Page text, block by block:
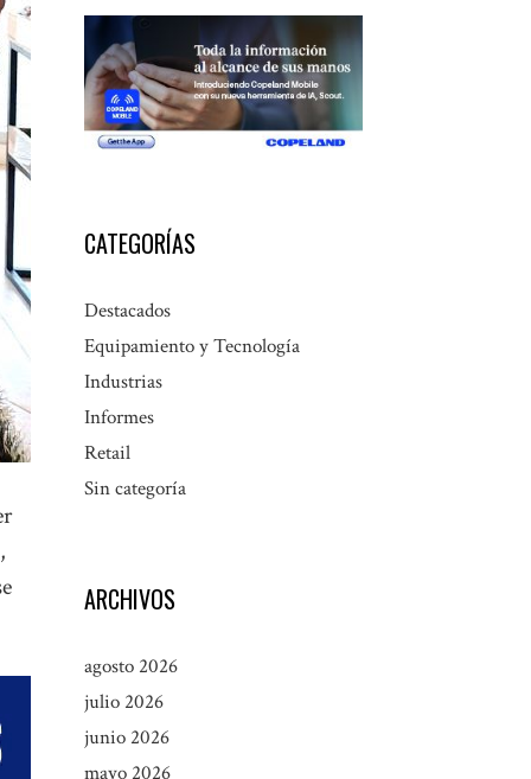
CATEGORÍAS
Destacados
Equipamiento y Tecnología
Industrias
Informes
Retail
Sin categoría
ARCHIVOS
agosto 2026
julio 2026
junio 2026
mayo 2026